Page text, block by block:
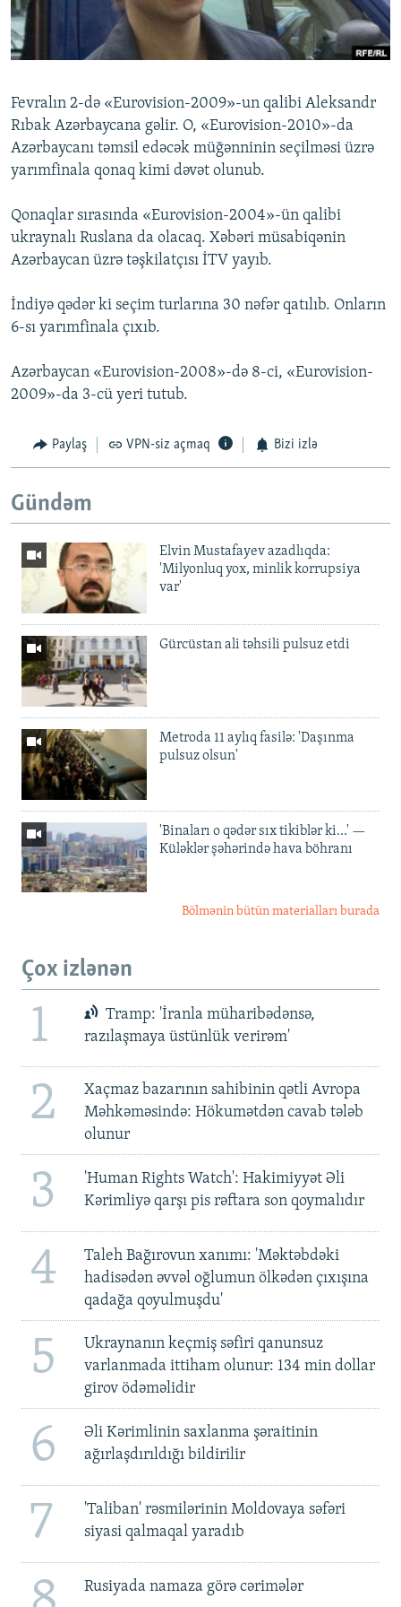
KARIKATURA
AZƏRBAYCAN ƏDƏBIYYATI KITABXANASI
İSLAM VƏ DEMOKRATIYA
PEŞƏ ETIKASI VƏ JURNALISTIKA STANDARTLARIMIZ
BIZIMLƏ ƏLAQƏ
XƏBƏR BÜLLETENLƏRIMIZ
BIZI IZLƏ
RFE/RL-in bütün saytları
Fevralın 2-də «Eurovision-2009»-un qalibi Aleksandr
Rıbak Azərbaycana gəlir. O, «Eurovision-2010»-da
Azərbaycanı təmsil edəcək müğənninin seçilməsi üzrə
yarımfinala qonaq kimi dəvət olunub.
Qonaqlar sırasında «Eurovision-2004»-ün qalibi
ukraynalı Ruslana da olacaq. Xəbəri müsabiqənin
Azərbaycan üzrə təşkilatçısı İTV yayıb.
İndiyə qədər ki seçim turlarına 30 nəfər qatılıb. Onların
6-sı yarımfinala çıxıb.
Azərbaycan «Eurovision-2008»-də 8-ci, «Eurovision-
2009»-da 3-cü yeri tutub.
Paylaş VPN-siz açmaq Bizi izlə
Gündəm
Elvin Mustafayev azadlıqda:
'Milyonluq yox, minlik korrupsiya
var'
Gürcüstan ali təhsili pulsuz etdi
Metroda 11 aylıq fasilə: 'Daşınma
pulsuz olsun'
'Binaları o qədər sıx tikiblər ki...' —
Küləklər şəhərində hava böhranı
Bölmənin bütün materialları burada
Çox izlənən
1
Tramp: 'İranla müharibədənsə,
razılaşmaya üstünlük verirəm'
2
Xaçmaz bazarının sahibinin qətli Avropa
Məhkəməsində: Hökumətdən cavab tələb
olunur
3
'Human Rights Watch': Hakimiyyət Əli
Kərimliyə qarşı pis rəftara son qoymalıdır
4
Taleh Bağırovun xanımı: 'Məktəbdəki
hadisədən əvvəl oğlumun ölkədən çıxışına
qadağa qoyulmuşdu'
5
Ukraynanın keçmiş səfiri qanunsuz
varlanmada ittiham olunur: 134 min dollar
girov ödəməlidir
6
Əli Kərimlinin saxlanma şəraitinin
ağırlaşdırıldığı bildirilir
7
'Taliban' rəsmilərinin Moldovaya səfəri
siyasi qalmaqal yaradıb
Rusiyada namaza görə cərimələr